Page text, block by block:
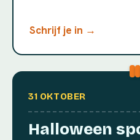
Schrijf je in →
31 OKTOBER
Halloween